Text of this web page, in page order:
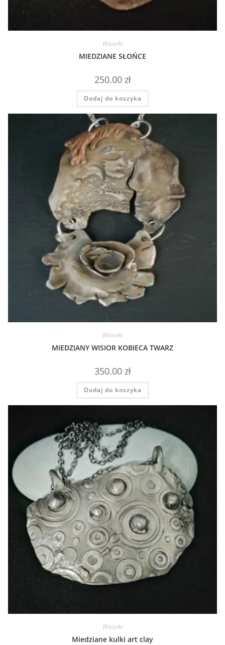
Wisiorki
MIEDZIANE SŁOŃCE
250.00 zł
Dodaj do koszyka
Wisiorki
MIEDZIANY WISIOR KOBIECA TWARZ
350.00 zł
Dodaj do koszyka
Wisiorki
Miedziane kulki art clay